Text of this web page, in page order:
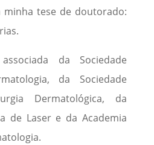
minha tese de doutorado:
da Sociedade
da Sociedade
Dermatológica, da
de Laser e da Academia